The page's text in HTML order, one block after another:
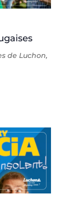
de Luchon,